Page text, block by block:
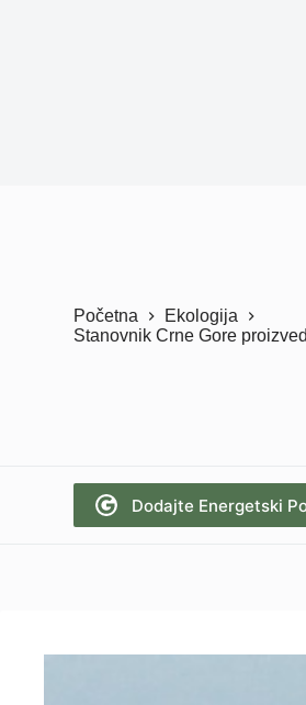
Početna
Ekologija
Stanovnik Crne Gore
Dodajte Energetski